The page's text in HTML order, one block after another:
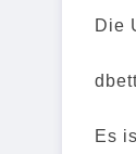
Die
Es